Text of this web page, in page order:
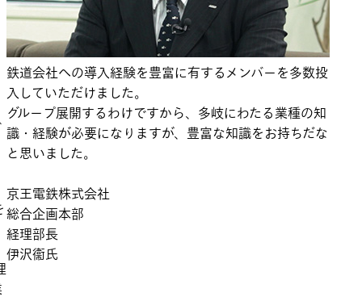
鉄道会社への導入経験を豊富に有するメンバーを多数投
入していただけました。
グループ展開するわけですから、多岐にわたる業種の知
識・経験が必要になりますが、豊富な知識をお持ちだな
と思いました。
京王電鉄株式会社
総合企画本部
経理部長
伊沢衞氏